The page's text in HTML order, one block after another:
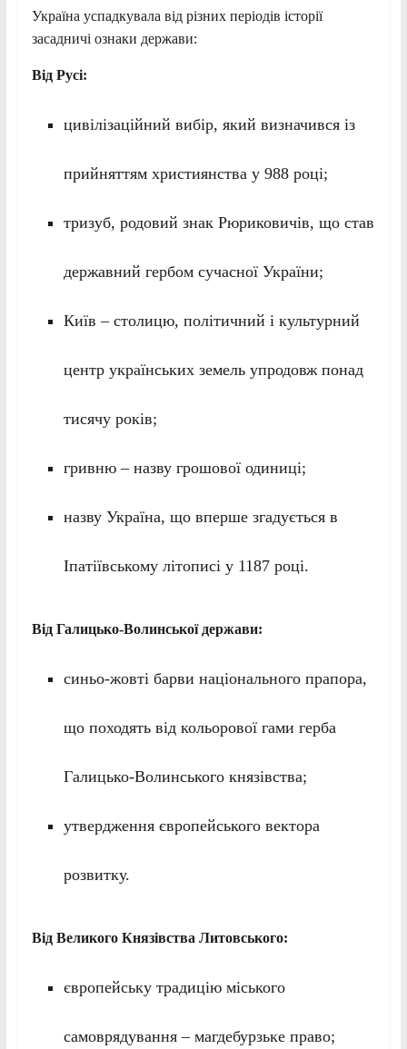
Україна успадкувала від різних періодів історії
засадничі ознаки держави:
Від Русі:
цивілізаційний вибір, який визначився із
прийняттям християнства у 988 році;
тризуб, родовий знак Рюриковичів, що став
державний гербом сучасної України;
Київ – столицю, політичний і культурний
центр українських земель упродовж понад
тисячу років;
гривню – назву грошової одиниці;
назву Україна, що вперше згадується в
Іпатіївському літописі у 1187 році.
Від Галицько-Волинської держави:
синьо-жовті барви національного прапора,
що походять від кольорової гами герба
Галицько-Волинського князівства;
утвердження європейського вектора
розвитку.
Від Великого Князівства Литовського:
європейську традицію міського
самоврядування – магдебурзьке право;